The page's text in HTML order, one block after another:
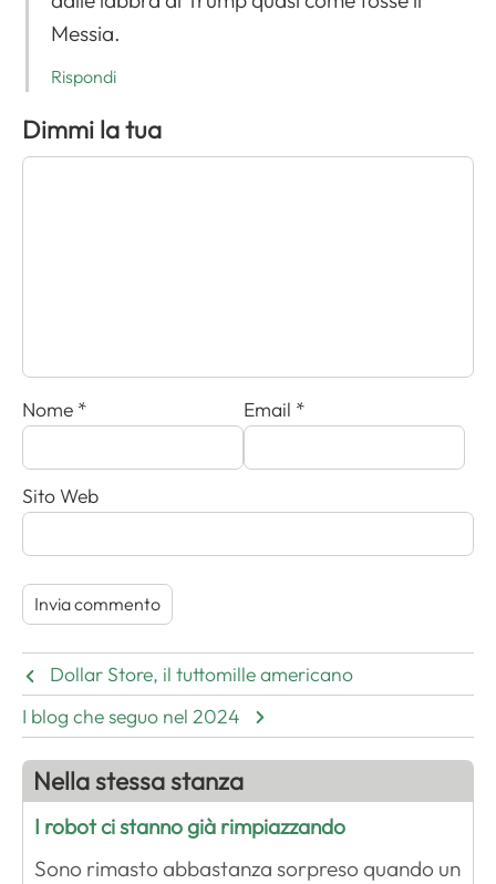
Messia.
Rispondi
Dimmi la tua
Nome * Email *
Sito Web
Dollar Store, il tuttomille americano
I blog che seguo nel 2024
Nella stessa stanza
I robot ci stanno già rimpiazzando
Sono rimasto abbastanza sorpreso quando un